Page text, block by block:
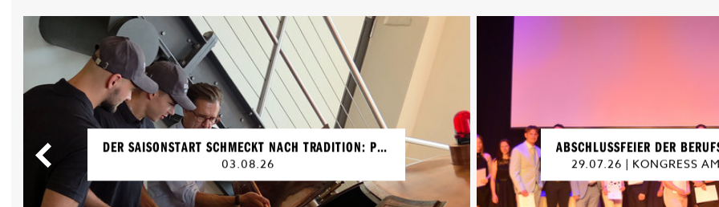
ABSCHLUSSFEIER DER BERUFSSCHULE IV - WELSERSCHULE 2026
29.07.26 | KONGRESS AM PARK, AUGSBURG 29.07.26 |